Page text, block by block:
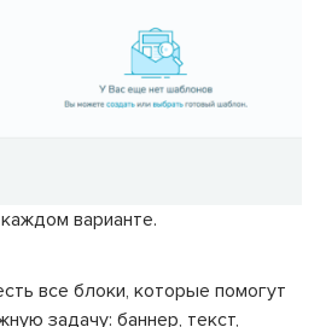
варианте.
все блоки, которые помогут
задачу: баннер, текст,